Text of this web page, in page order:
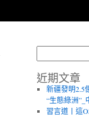
近期文章
新疆發明2.5
“生態綠洲”_
習言道丨這